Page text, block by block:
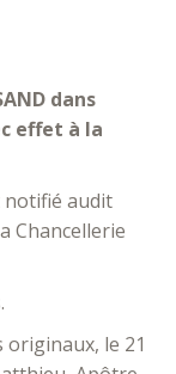
dans
effet à la
notifié audit
Chancellerie
le 21